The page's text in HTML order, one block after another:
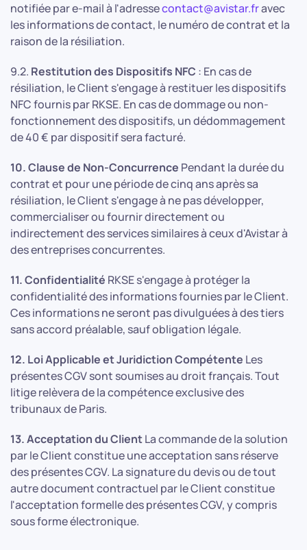
notifiée par e-mail à l'adressecontact@avistar.fravec
les informations de contact, le numéro de contrat et la
raison de la résiliation.
9.2. Restitution des Dispositifs NFC : En cas de
résiliation, le Client s'engage à restituer les dispositifs
NFC fournis par RKSE. En cas de dommage ou non-
fonctionnement des dispositifs, un dédommagement
de 40 € par dispositif sera facturé.
10. Clause de Non-Concurrence Pendant la durée du
contrat et pour une période de cinq ans après sa
résiliation, le Client s'engage à ne pas développer,
commercialiser ou fournir directement ou
indirectement des services similaires à ceux d'Avistar à
des entreprises concurrentes.
11. Confidentialité RKSE s'engage à protéger la
confidentialité des informations fournies par le Client.
Ces informations ne seront pas divulguées à des tiers
sans accord préalable, sauf obligation légale.
12. Loi Applicable et Juridiction Compétente Les
présentes CGV sont soumises au droit français. Tout
litige relèvera de la compétence exclusive des
tribunaux de Paris.
13. Acceptation du ClientLa commande de la solution
par le Client constitue une acceptation sans réserve
des présentes CGV. La signature du devis ou de tout
autre document contractuel par le Client constitue
l'acceptation formelle des présentes CGV, y compris
sous forme électronique.